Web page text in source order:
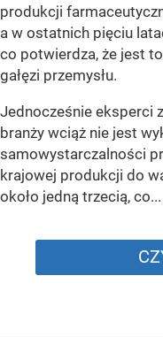
produkcji
a w ostatnich pięciu
co potwierdza, że jest
gałęzi przemysłu.
Jednocześnie eksperci
branży wciąż nie jest
samowystarczalności
krajowej produkcji do
około jedną trzecią, co...